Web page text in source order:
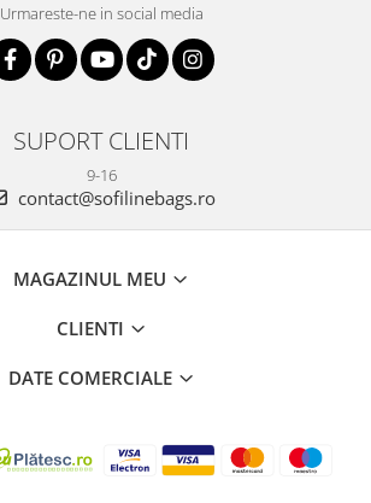
Urmareste-ne in social media
SUPORT CLIENTI
9-16
contact@sofilinebags.ro
MAGAZINUL MEU
CLIENTI
DATE COMERCIALE